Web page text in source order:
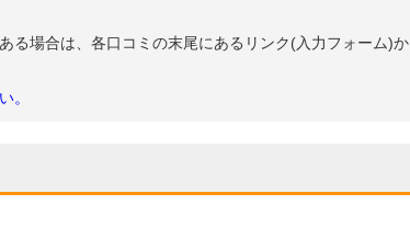
る場合は、各口コミの末尾にあるリンク(入力フォーム)か
。